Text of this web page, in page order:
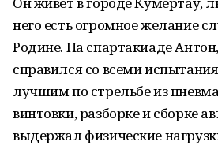
него есть огромное желание
Родине. На спартакиаде
справился со всеми
лучшим по стрельбе из
винтовки, разборке и сборке
выдержал физические